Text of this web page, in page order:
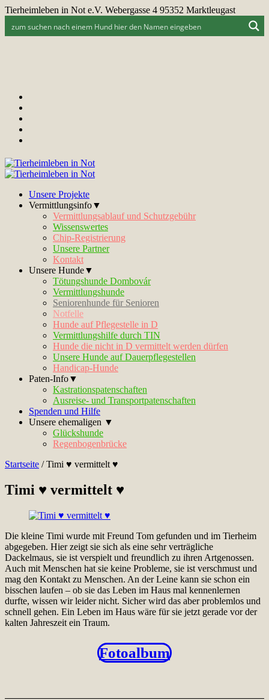
Tierheimleben in Not e.V. Webergasse 4 95352 Marktleugast
Unsere Projekte
Vermittlungsinfo▼
Vermittlungsablauf und Schutzgebühr
Wissenswertes
Chip-Registrierung
Unsere Partner
Kontakt
Unsere Hunde▼
Tötungshunde Dombovár
Vermittlungshunde
Seniorenhunde für Senioren
Notfelle
Hunde auf Pflegestelle in D
Vermittlungshilfe durch TIN
Hunde die nicht in D vermittelt werden dürfen
Unsere Hunde auf Dauerpflegestellen
Handicap-Hunde
Paten-Info▼
Kastrationspatenschaften
Ausreise- und Transportpatenschaften
Spenden und Hilfe
Unsere ehemaligen ▼
Glückshunde
Regenbogenbrücke
Startseite /Timi ♥ vermittelt ♥
Timi ♥ vermittelt ♥
Die kleine Timi wurde mit Freund Tom gefunden und im Tierheim
abgegeben. Hier zeigt sie sich als eine sehr verträgliche
Dackelmaus, sie ist verspielt und freundlich zu ihren Artgenossen.
Auch mit Menschen hat sie keine Probleme, sie ist verschmust und
mag den Kontakt zu Menschen. An der Leine kann sie schon ein
bisschen laufen – ob sie das Leben im Haus mal kennenlernen
durfte, wissen wir leider nicht. Sicher wird das aber problemlos und
schnell gehen. Ein Leben im Haus wäre für sie jetzt gerade vor der
kalten Jahreszeit ein Traum.
Fotoalbum